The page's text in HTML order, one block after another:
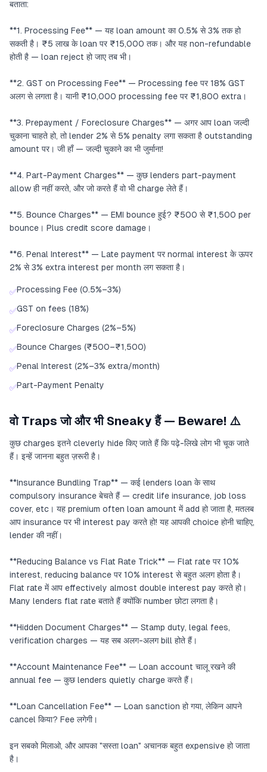
बताता:
**1. Processing Fee** — यह loan amount का 0.5% से 3% तक हो
सकती है। ₹5 लाख के loan पर ₹15,000 तक। और यह non-refundable
होती है — loan reject हो जाए तब भी।
**2. GST on Processing Fee** — Processing fee पर 18% GST
अलग से लगता है। यानी ₹10,000 processing fee पर ₹1,800 extra।
**3. Prepayment / Foreclosure Charges** — अगर आप loan जल्दी
चुकाना चाहते हो, तो lender 2% से 5% penalty लगा सकता है outstanding
amount पर। जी हाँ — जल्दी चुकाने का भी जुर्माना!
**4. Part-Payment Charges** — कुछ lenders part-payment
allow ही नहीं करते, और जो करते हैं वो भी charge लेते हैं।
**5. Bounce Charges** — EMI bounce हुई? ₹500 से ₹1,500 per
bounce। Plus credit score damage।
**6. Penal Interest** — Late payment पर normal interest के ऊपर
2% से 3% extra interest per month लग सकता है।
✅Processing Fee (0.5%–3%)
✅GST on fees (18%)
✅Foreclosure Charges (2%–5%)
✅Bounce Charges (₹500–₹1,500)
✅Penal Interest (2%–3% extra/month)
✅Part-Payment Penalty
वो Traps जो और भी Sneaky हैं — Beware! ⚠️
कुछ charges इतने cleverly hide किए जाते हैं कि पढ़े-लिखे लोग भी चूक जाते
हैं। इन्हें जानना बहुत ज़रूरी है।
**Insurance Bundling Trap** — कई lenders loan के साथ
compulsory insurance बेचते हैं — credit life insurance, job loss
cover, etc। यह premium often loan amount में add हो जाता है, मतलब
आप insurance पर भी interest pay करते हो! यह आपकी choice होनी चाहिए,
lender की नहीं।
**Reducing Balance vs Flat Rate Trick** — Flat rate पर 10%
interest, reducing balance पर 10% interest से बहुत अलग होता है।
Flat rate में आप effectively almost double interest pay करते हो।
Many lenders flat rate बताते हैं क्योंकि number छोटा लगता है।
**Hidden Document Charges** — Stamp duty, legal fees,
verification charges — यह सब अलग-अलग bill होते हैं।
**Account Maintenance Fee** — Loan account चालू रखने की
annual fee — कुछ lenders quietly charge करते हैं।
**Loan Cancellation Fee** — Loan sanction हो गया, लेकिन आपने
cancel किया? Fee लगेगी।
इन सबको मिलाओ, और आपका "सस्ता loan" अचानक बहुत expensive हो जाता
है।